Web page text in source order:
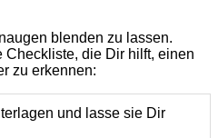
blenden zu lassen.
die Dir hilft, einen
zu erkennen:
und lasse sie Dir